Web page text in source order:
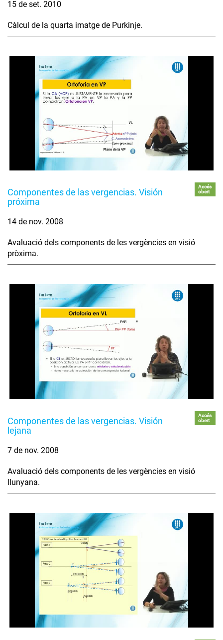
15 de set. 2010
Càlcul de la quarta imatge de Purkinje.
Componentes de las vergencias. Visión
próxima
Accés
obert
14 de nov. 2008
Avaluació dels components de les vergències en visió
pròxima.
Componentes de las vergencias. Visión
lejana
Accés
obert
7 de nov. 2008
Avaluació dels components de les vergències en visió
llunyana.